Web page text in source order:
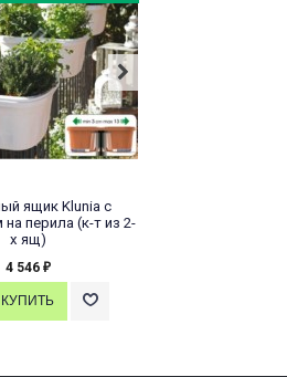
ящик Klunia с
перила (к-т из 2-
х ящ)
4 546 ₽